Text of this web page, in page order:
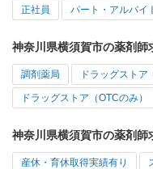
正社員 パート・アルバイ
神奈川県横須賀市の薬剤師
調剤薬局 ドラッグストア
ドラッグストア（OTCのみ）
神奈川県横須賀市の薬剤
産休・育休取得実績有り